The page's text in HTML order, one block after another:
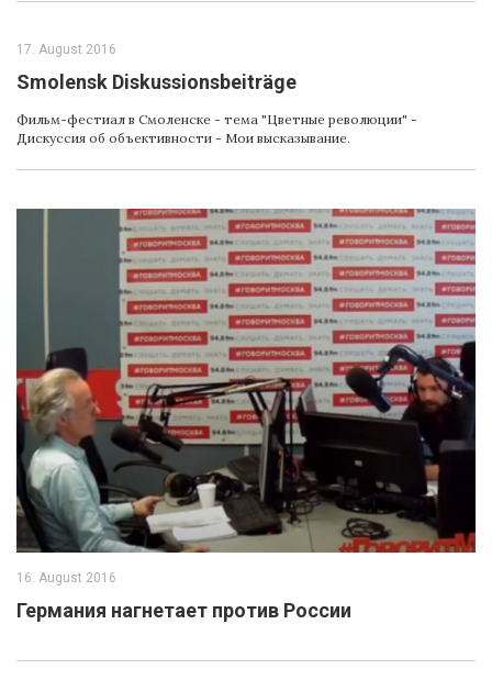
17. August 2016
Smolensk Diskussionsbeiträge
Фильм-фестиал в Смоленске - тема "Цветные революции" -
Дискуссия об объективности - Mои высказывание.
16. August 2016
Германия нагнетает против России